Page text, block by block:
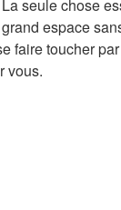
seule chose
espace
faire toucher
vous.